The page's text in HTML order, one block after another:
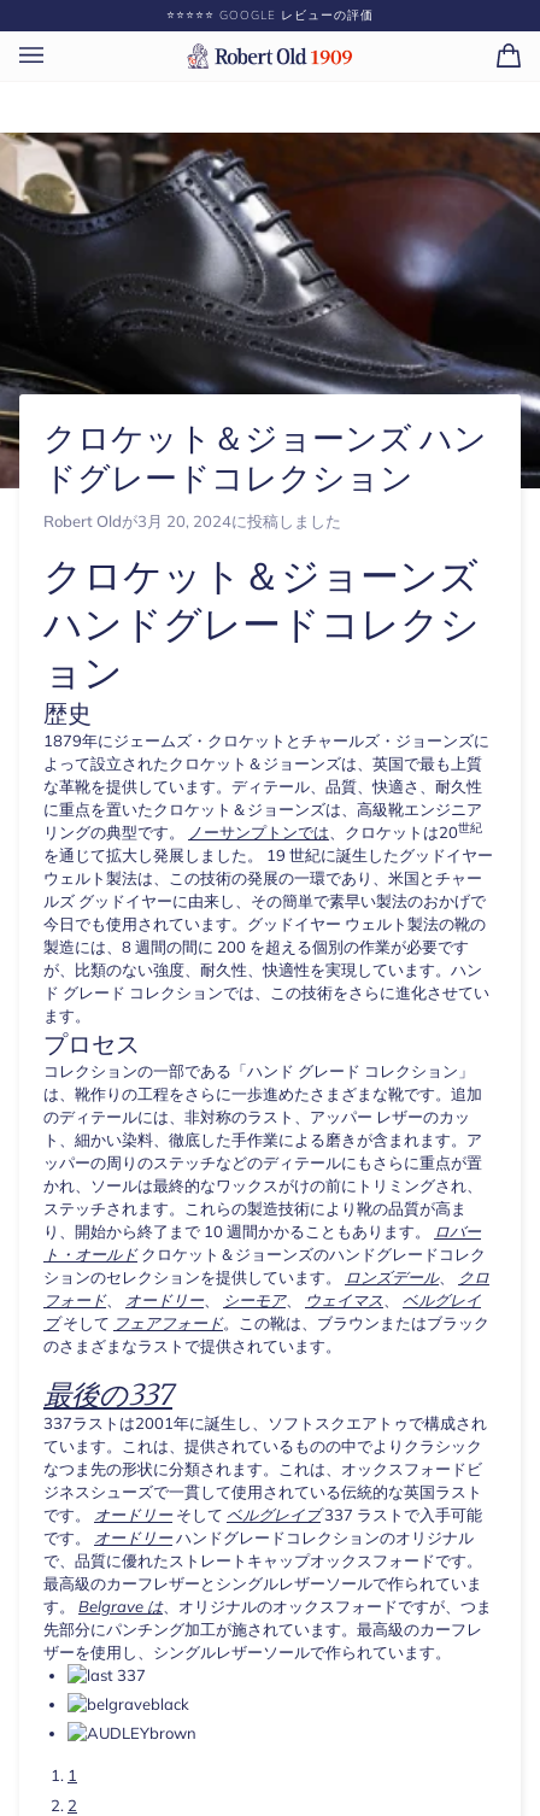
ン
ス
ッ
⭐️⭐️⭐️⭐️⭐️ GOOGLE レビューの評価
カ(0)
クロケット＆ジョーンズ ハン
ドグレードコレクション
Robert Oldが3月 20, 2024に投稿しました
クロケット＆ジョーンズ
ハンドグレードコレクシ
ョン
歴史
1879年にジェームズ・クロケットとチャールズ・ジョーンズに
よって設立されたクロケット＆ジョーンズは、英国で最も上質
な革靴を提供しています。ディテール、品質、快適さ、耐久性
に重点を置いたクロケット＆ジョーンズは、高級靴エンジニア
リングの典型です。
ノーサンプトンでは 、クロケットは20世紀
を通じて拡大し発展しました。
19 世紀に誕生したグッドイヤー
ウェルト製法は、この技術の発展の一環であり、米国とチャー
ルズ グッドイヤーに由来し、その簡単で素早い製法のおかげで
今日でも使用されています。グッドイヤー ウェルト製法の靴の
製造には、8 週間の間に 200 を超える個別の作業が必要です
が、比類のない強度、耐久性、快適性を実現しています。ハン
ド グレード コレクションでは、この技術をさらに進化させてい
ます。
プロセス
コレクションの一部である「ハンド グレード コレクション」
は、靴作りの工程をさらに一歩進めたさまざまな靴です。追加
のディテールには、非対称のラスト、アッパー レザーのカッ
ト、細かい染料、徹底した手作業による磨きが含まれます。ア
ッパーの周りのステッチなどのディテールにもさらに重点が置
かれ、ソールは最終的なワックスがけの前にトリミングされ、
ステッチされます。これらの製造技術により靴の品質が高ま
り、開始から終了まで 10 週間かかることもあります。
ロバー
ト・オールド クロケット＆ジョーンズのハンドグレードコレク
ションのセレクションを提供しています。
ロンズデール、
クロ
フォード、 オードリー シーモア、 ウェイマス
ベルグレイ
ブ そして フェアフォード。この靴は、ブラウンまたはブラック
のさまざまなラストで提供されています。
最後の337
337ラストは2001年に誕生し、ソフトスクエアトゥで構成され
ています。これは、提供されているものの中でよりクラシック
なつま先の形状に分類されます。これは、オックスフォードビ
ジネスシューズで一貫して使用されている伝統的な英国ラスト
です。
オードリー そして ベルグレイブ337 ラストで入手可能
です。
オードリーハンドグレードコレクションのオリジナル
で、品質に優れたストレートキャップオックスフォードです。
最高級のカーフレザーとシングルレザーソールで作られていま
す。
Belgrave は、オリジナルのオックスフォードですが、つま
先部分にパンチング加工が施されています。最高級のカーフレ
ザーを使用し、シングルレザーソールで作られています。
1
2